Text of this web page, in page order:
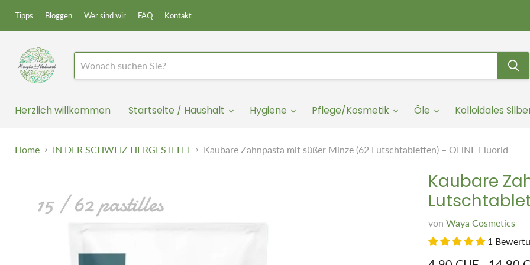
Tipps Bloggen Wer sind wir FAQ Kontakt
Herzlich willkommen Startseite / Haushalt Hygiene Pflege/Kosmetik Öle Kolloidales
Home IN DER SCHWEIZ HERGESTELLT Kaubare Zahnpasta mit süßer Minze (62 Lutschtabletten) – OHNE Fluorid
Kaubare
von Waya Cosmetics
1